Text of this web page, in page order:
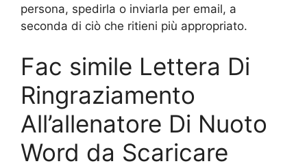
persona, spedirla o inviarla per email, a
seconda di ciò che ritieni più appropriato.
Fac simile Lettera Di
Ringraziamento
All’allenatore Di Nuoto
Word da Scaricare